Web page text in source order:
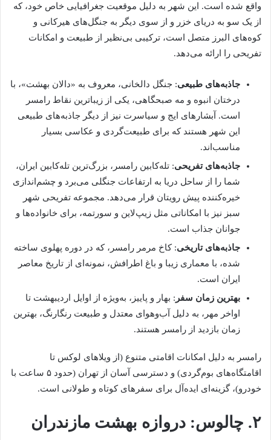
واقع شده است. این شهر به دلیل موقعیت جغرافیایی خاص خود، که
از یک سو به دریای خزر و از سوی دیگر به جنگل‌های هیرکانی و
کوه‌های البرز متصل است، ترکیبی بی‌نظیر از طبیعت و امکانات
تفریحی را ارائه می‌دهد.
جاذبه‌های طبیعی: جنگل دالخانی، معروف به «دالان بهشت»، با
درختان انبوه و مه صبحگاهی، یکی از زیباترین نقاط رامسر
است. آبشارهای ایج و سیاسرت نیز از دیگر جاذبه‌های طبیعی
این شهر هستند که برای طبیعت‌گردی و عکاسی بسیار
مناسب‌اند.
جاذبه‌های تفریحی: تله‌کابین رامسر، بزرگ‌ترین تله‌کابین ایران،
شما را از ساحل دریا به ارتفاعات جنگلی می‌برد و چشم‌اندازی
خیره‌کننده پیش رویتان قرار می‌دهد. مجموعه تفریحی شهر
سبز نیز با امکاناتی مثل زیپ‌لاین و سورتمه، برای خانواده‌ها و
جوانان جذاب است.
جاذبه‌های تاریخی: کاخ مرمر رامسر، که در دوره پهلوی ساخته
شده، با معماری زیبا و باغ اطرافش، نمونه‌ای از تاریخ معاصر
ایران است.
بهترین زمان سفر : بهار و پاییز، به‌ویژه از اوایل اردیبهشت تا
اواخر مهر، به دلیل آب‌وهوای معتدل و طبیعت رنگارنگ، بهترین
زمان بازدید از رامسر هستند.
رامسر به دلیل امکانات اقامتی متنوع (از ویلاهای لوکس تا
اقامتگاه‌های بوم‌گردی) و دسترسی آسان از تهران (حدود ۵ ساعت با
خودرو)، گزینه‌ای ایده‌آل برای سفرهای کوتاه و طولانی است.
۲. چالوس: دروازه بهشت مازندران